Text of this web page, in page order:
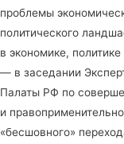
проблемы
политического
в экономике,
— в заседании
Палаты РФ по
и
«бесшовного»